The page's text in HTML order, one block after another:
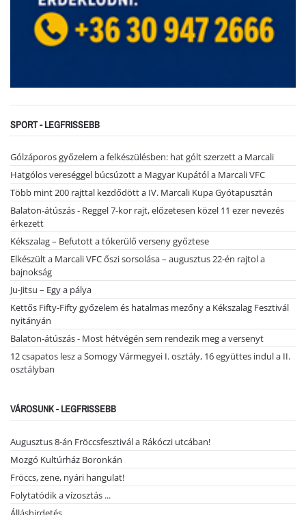
SPORT - LEGFRISSEBB
Gólzáporos győzelem a felkészülésben: hat gólt szerzett a Marcali
Hatgólos vereséggel búcsúzott a Magyar Kupától a Marcali VFC
Több mint 200 rajttal kezdődött a IV. Marcali Kupa Gyótapusztán
Balaton-átúszás - Reggel 7-kor rajt, előzetesen közel 11 ezer nevezés
érkezett
Kékszalag – Befutott a tókerülő verseny győztese
Elkészült a Marcali VFC őszi sorsolása – augusztus 22-én rajtol a
bajnokság
Ju-Jitsu – Egy a pálya
Kettős Fifty-Fifty győzelem és hatalmas mezőny a Kékszalag Fesztivál
nyitányán
Balaton-átúszás - Most hétvégén sem rendezik meg a versenyt
12 csapatos lesz a Somogy Vármegyei I. osztály, 16 együttes indul a II.
osztályban
VÁROSUNK - LEGFRISSEBB
Augusztus 8-án Fröccsfesztivál a Rákóczi utcában!
Mozgó Kultúrház Boronkán
Fröccs, zene, nyári hangulat!
Folytatódik a vízosztás ...